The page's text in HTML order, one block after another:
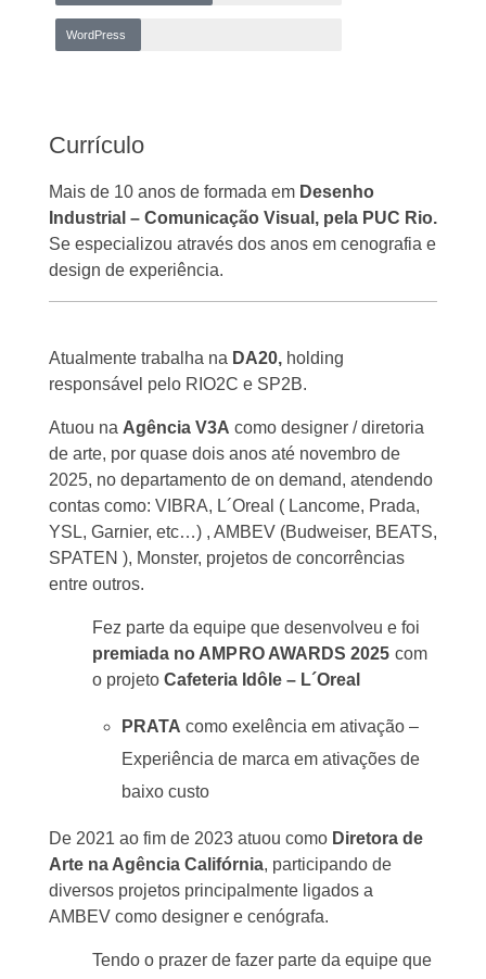
WordPress
Currículo
Mais de 10 anos de formada em Desenho
Industrial – Comunicação Visual, pela PUC Rio.
Se especializou através dos anos em cenografia e
design de experiência.
Atualmente trabalha na DA20, holding
responsável pelo RIO2C e SP2B.
Atuou na Agência V3A como designer / diretoria
de arte, por quase dois anos até novembro de
2025, no departamento de on demand, atendendo
contas como: VIBRA, L´Oreal ( Lancome, Prada,
YSL, Garnier, etc…) , AMBEV (Budweiser, BEATS,
SPATEN ), Monster, projetos de concorrências
entre outros.
Fez parte da equipe que desenvolveu e foi
premiada no AMP RO AWARDS 2025 com
o projeto Cafeteria Idôle – L´Oreal
PRATA como exelência em ativação –
Experiência de marca em ativações de
baixo custo
De 2021 ao fim de 2023 atuou como Diretora de
Arte na Agência Califórnia, participando de
diversos projetos principalmente ligados a
AMBEV como designer e cenógrafa.
Tendo o prazer de fazer parte da equipe que